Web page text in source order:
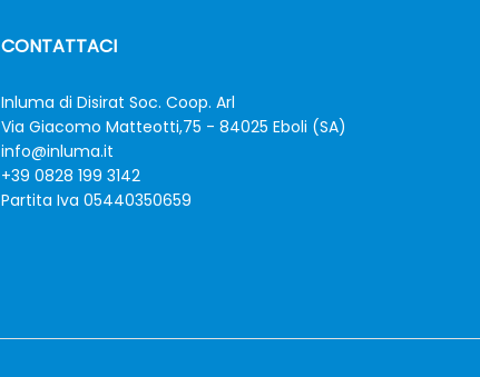
CONTATTACI
Inluma di Disirat Soc. Coop. Arl
Via Giacomo Matteotti,75 - 84025 Eboli (SA)
info@inluma.it
+39 0828 199 3142
Partita Iva 05440350659